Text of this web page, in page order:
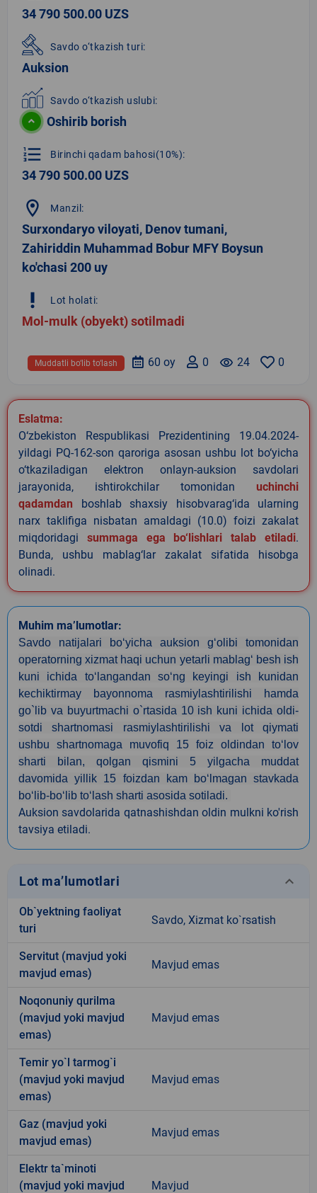
34 790 500.00 UZS
Savdo o‘tkazish turi:
Auksion
Savdo o‘tkazish uslubi:
Oshirib borish
format_list_numbered Birinchi qadam bahosi(10%):
34 790 500.00 UZS
location_on Manzil:
Surxondaryo viloyati, Denov tumani,
Zahiriddin Muhammad Bobur MFY Boysun
ko'chasi 200 uy
priority_high Lot holati:
Mol-mulk (obyekt) sotilmadi
0
remove_red_eye 24
0
60 oy
Muddatli bo‘lib to‘lash
Eslatma:
O‘zbekiston Respublikasi Prezidentining 19.04.2024-
yildagi PQ-162-son qaroriga asosan ushbu lot bo‘yicha
o‘tkaziladigan elektron onlayn-auksion savdolari
jarayonida, ishtirokchilar tomonidan uchinchi
qadamdan boshlab shaxsiy hisobvarag‘ida ularning
narx taklifiga nisbatan amaldagi (10.0) foizi zakalat
miqdoridagi summaga ega bo‘lishlari talab etiladi.
Bunda, ushbu mablag‘lar zakalat sifatida hisobga
olinadi.
Muhim ma’lumotlar:
Savdo natijalari bo‘yicha auksion g‘olibi tomonidan
operatorning xizmat haqi uchun yetarli mablag‘ besh ish
kuni ichida to‘langandan so‘ng keyingi ish kunidan
kechiktirmay bayonnoma rasmiylashtirilishi hamda
go`lib va buyurtmachi o`rtasida 10 ish kuni ichida oldi-
sotdi shartnomasi rasmiylashtirilishi va lot qiymati
ushbu shartnomaga muvofiq 15 foiz oldindan toʻlov
sharti bilan, qolgan qismini 5 yilgacha muddat
davomida yillik 15 foizdan kam boʻlmagan stavkada
boʻlib-boʻlib toʻlash sharti asosida sotiladi.
Auksion savdolarida qatnashishdan oldin mulkni ko'rish
tavsiya etiladi.
Lot ma’lumotlari keyboard_arrow_down
Ob`yektning faoliyat
turi
Savdo, Xizmat ko`rsatish
Servitut (mavjud yoki
mavjud emas)
Mavjud emas
Noqonuniy qurilma
(mavjud yoki mavjud
emas)
Mavjud emas
Temir yo`l tarmog`i
(mavjud yoki mavjud
emas)
Mavjud emas
Gaz (mavjud yoki
mavjud emas)
Mavjud emas
Elektr ta`minoti
(mavjud yoki mavjud
Mavjud